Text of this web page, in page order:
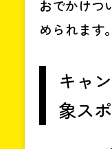
おでかけつ
められます。
キャ
象ス